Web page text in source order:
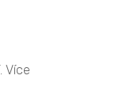
Více